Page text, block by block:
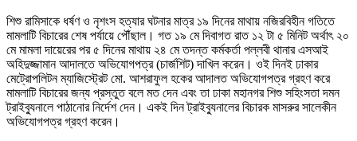
শিশু রামিসাকে ধর্ষণ ও নৃশংস হত্যার ঘটনার মাত্র ১৯ দিনের মাথায় নজিরবিহীন গতিতে
মামলাটি বিচারের শেষ পর্যায়ে পৌঁছাল। গত ১৯ মে দিবাগত রাত ১২ টা ৫ মিনিট অর্থাৎ ২০
মে মামলা দায়েরের পর ৫ দিনের মাথায় ২৪ মে তদন্ত কর্মকর্তা পল্লবী থানার এসআই
অহিদুজ্জামান আদালতে অভিযোগপত্র (চার্জশিট) দাখিল করেন। ওই দিনই ঢাকার
মেট্রোপলিটন ম্যাজিস্ট্রেট মো. আশরাফুল হকের আদালত অভিযোগপত্র গ্রহণ করে
মামলাটি বিচারের জন্য প্রস্তুত বলে মত দেন এবং তা ঢাকা মহানগর শিশু সহিংসতা দমন
ট্রাইব্যুনালে পাঠানোর নির্দেশ দেন। একই দিন ট্রাইব্যুনালের বিচারক মাসরুর সালেকীন
অভিযোগপত্র গ্রহণ করেন।